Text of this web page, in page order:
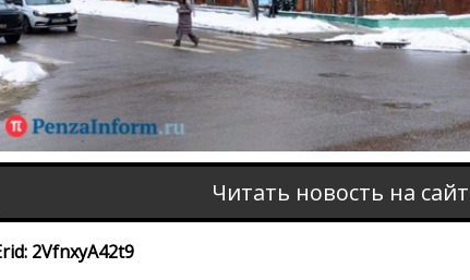
Читать новость на
2VfnxyA42t9